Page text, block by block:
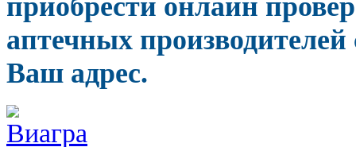
аптечных
Ваш адрес.